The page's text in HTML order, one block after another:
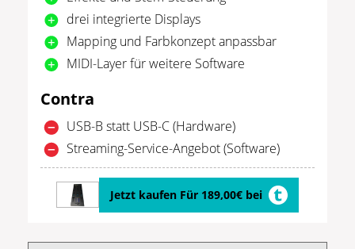
drei integrierte Displays
Mapping und Farbkonzept anpassbar
MIDI-Layer für weitere Software
Contra
USB-B statt USB-C (Hardware)
Streaming-Service-Angebot (Software)
Jetzt kaufen Für 189,00€ bei